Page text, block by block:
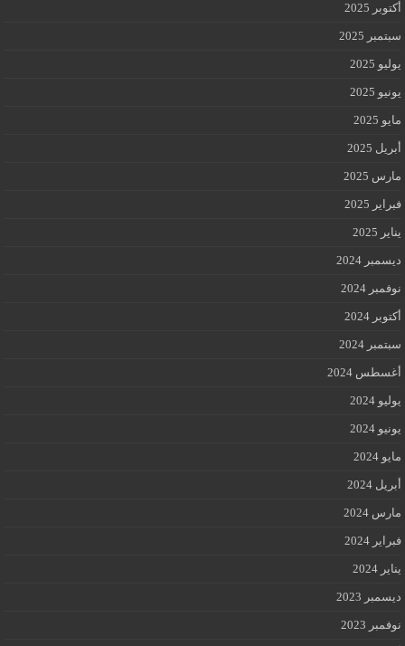
أكتوبر 2025
سبتمبر 2025
يوليو 2025
يونيو 2025
مايو 2025
أبريل 2025
مارس 2025
فبراير 2025
يناير 2025
ديسمبر 2024
نوفمبر 2024
أكتوبر 2024
سبتمبر 2024
أغسطس 2024
يوليو 2024
يونيو 2024
مايو 2024
أبريل 2024
مارس 2024
فبراير 2024
يناير 2024
ديسمبر 2023
نوفمبر 2023